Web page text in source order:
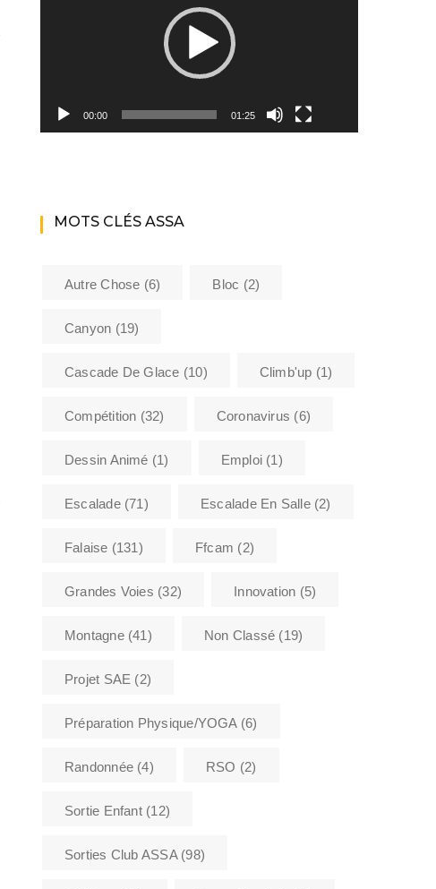
Les encadrants du club
Sécurité
00:00 01:25
MOTS CLÉS ASSA
Autre Chose (6) Bloc (2)
Canyon (19)
Cascade De Glace (10) Climb'up (1)
Compétition (32) Coronavirus (6)
Dessin Animé (1) Emploi(1)
Escalade(71) Escalade En Salle(2)
Falaise (131) Ffcam (2)
Grandes Voies (32) Innovation (5)
Montagne(41) Non Classé (19)
Projet SAE (2)
Préparation Physique/YOGA(6)
Randonnée (4) RSO (2)
Sortie Enfant(12)
Sorties Club ASSA(98)